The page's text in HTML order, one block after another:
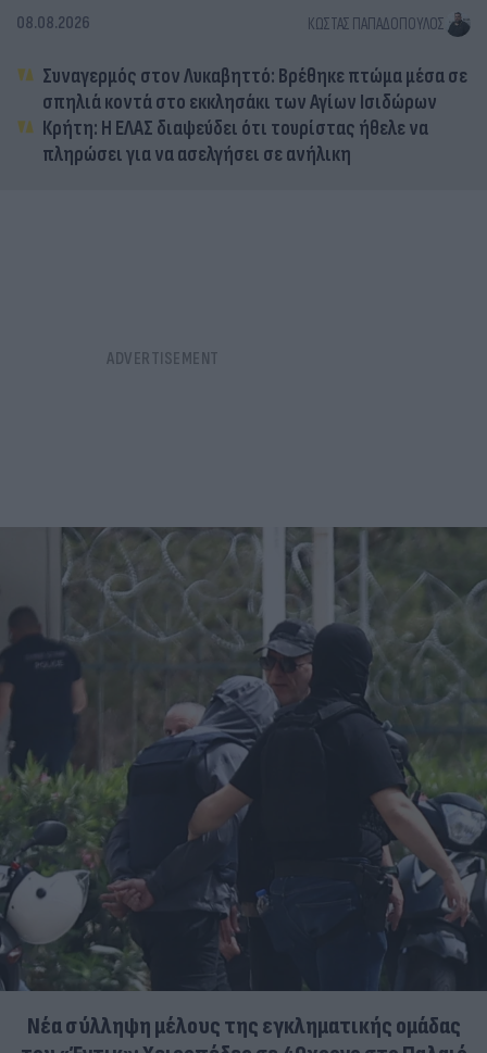
08.08.2026 ΚΏΣΤΑΣ ΠΑΠΑΔΌΠΟΥΛΟΣ
Συναγερμός στον Λυκαβηττό: Βρέθηκε πτώμα μέσα σε
σπηλιά κοντά στο εκκλησάκι των Αγίων Ισιδώρων
Κρήτη: Η ΕΛΑΣ διαψεύδει ότι τουρίστας ήθελε να
πληρώσει για να ασελγήσει σε ανήλικη
Νέα σύλληψη μέλους της εγκληματικής ομάδας